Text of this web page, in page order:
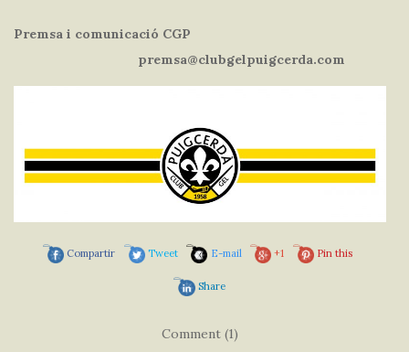
Premsa i comunicació CGP
premsa@clubgelpuigcerda.com
Compartir Tweet E-mail +1 Pin this
Share
Comment (1)